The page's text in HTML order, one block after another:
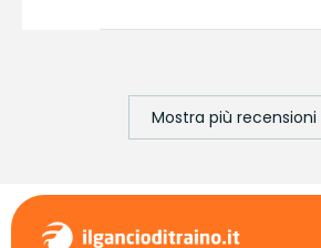
Mostra più